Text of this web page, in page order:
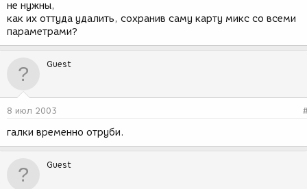
и
я
не нужны,
как их оттуда удалить, сохранив саму карту микс со всеми
параметрами?
Guest
8 июл 2003
галки временно отруби.
Guest